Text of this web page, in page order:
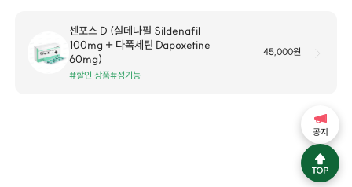
센포스 D (실데나필 Sildenafil
100mg + 다폭세틴 Dapoxetine
60mg)
#할인 상품#성기능
45,000원
공지